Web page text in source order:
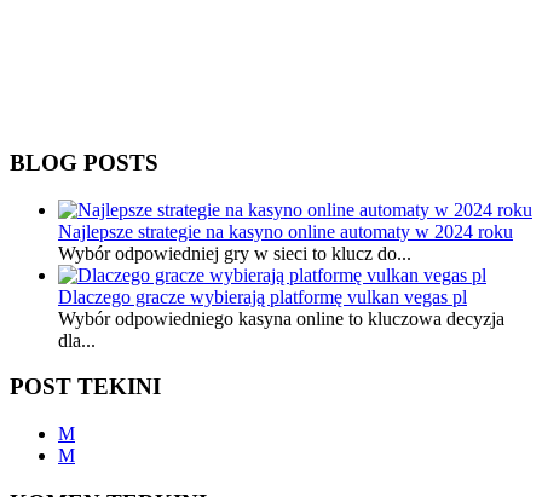
BLOG POSTS
Najlepsze strategie na kasyno online automaty w 2024 roku
Wybór odpowiedniej gry w sieci to klucz do...
Dlaczego gracze wybierają platformę vulkan vegas pl
Wybór odpowiedniego kasyna online to kluczowa decyzja
dla...
POST TEKINI
M
M